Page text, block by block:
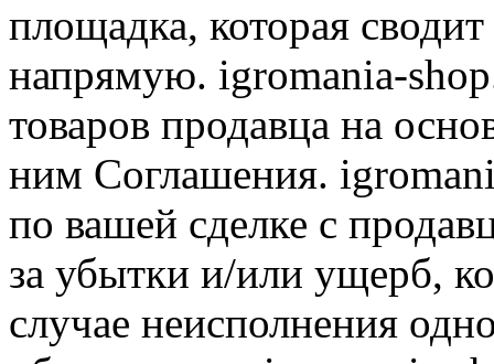
площадка, которая
напрямую. igromania-
товаров продавца на
ним Соглашения.
по вашей сделке с
за убытки и/или ущерб,
случае неисполнения